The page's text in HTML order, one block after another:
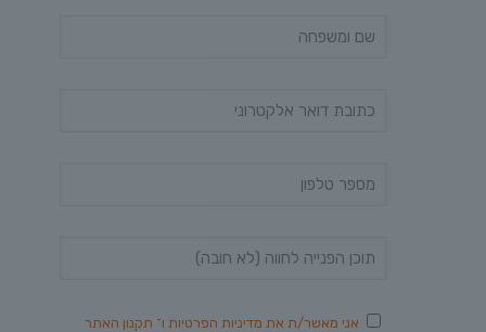
אני מאשר/ת את מדיניות הפרטיות ו־ תקנון האתר